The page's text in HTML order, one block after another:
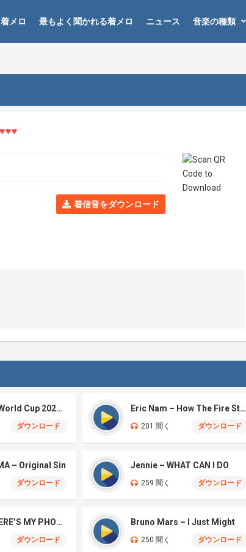
メロ 最もよく聞かれる着メロ ニュース 音楽の種類
着信音をダウンロード
Goals (FIFA World Cup 2026™)
ダウンロード
Eric Nam – How The Fire Started
201 聞く ダウンロード
– Original Sin
ダウンロード
Jennie – WHAT CAN I DO
259 聞く ダウンロード
Mitski – WHERE’S MY PHONE?
ダウンロード
Bruno Mars – I Just Might
250 聞く ダウンロード